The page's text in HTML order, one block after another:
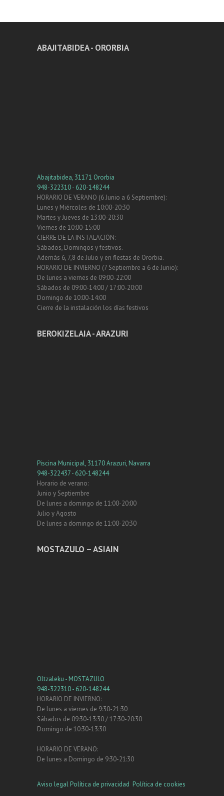
ABAJITABIDEA - ORORBIA
Abajitabidea, 31171 Ororbia
948-322310 - 620-148244
HORARIO DE VERANO (6 Junio a 6 Septiembre):
Lunes y Miércoles de 10:00-20:30
Martes y Jueves de 13:00-20:30
Viernes de 10:00-15:00
CIERRE DE LA INSTALACIÓN:
Sábados, Domingos y festivos.
Además 6, 7,8 de Julio y en fiestas de Ororbia.
HORARIO DE INVIERNO (7 Septiembre a 6 de Junio):
De lunes a viernes de 09:00-22:00
Sábados de 09:00-14:00 / 17:00-20:00
Domingo de 10:00-14:00
Cierre de la instalación los días festivos
BEROKIZELAIA - ARAZURI
Piscina Municipal, 31170 Arazuri, Navarra
948-322437 - 620-148244
Horario de verano:
Junio y Septiembre
De lunes a domingo de 11:00-20:00
Julio y Agosto
De lunes a domingo de 11:00-20:30
MOSTAZULO – ASIAIN
Oltzaleku - MOSTAZULO
948-322310 - 620-148244
HORARIO DE INVIERNO:
De lunes a viernes de 9:30-21:30
Sábados de 09:30-13:30 / 17:30-20:30
Domingo de 10:30-13:30
HORARIO DE VERANO:
De lunes a Domingo de 9:30-21:30
Aviso legal Política de privacidad Política de cookies